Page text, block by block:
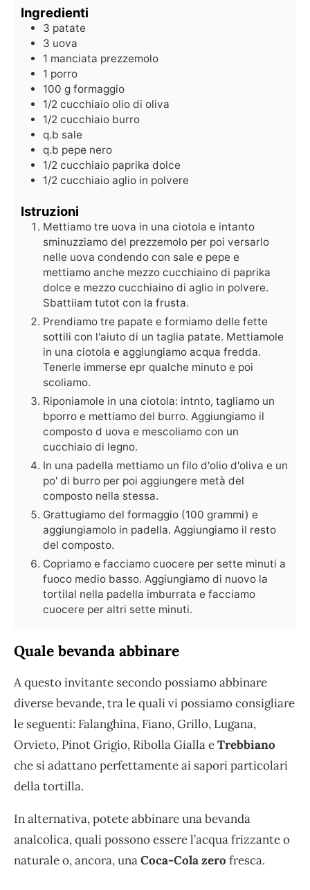
Ingredienti
3 patate
3 uova
1 manciata prezzemolo
1 porro
100 g formaggio
1/2 cucchiaio olio di oliva
1/2 cucchiaio burro
q.b sale
q.b pepe nero
1/2 cucchiaio paprika dolce
1/2 cucchiaio aglio in polvere
Istruzioni
Mettiamo tre uova in una ciotola e intanto
sminuzziamo del prezzemolo per poi versarlo
nelle uova condendo con sale e pepe e
mettiamo anche mezzo cucchiaino di paprika
dolce e mezzo cucchiaino di aglio in polvere.
Sbattiiam tutot con la frusta.
Prendiamo tre papate e formiamo delle fette
sottili con l'aiuto di un taglia patate. Mettiamole
in una ciotola e aggiungiamo acqua fredda.
Tenerle immerse epr qualche minuto e poi
scoliamo.
Riponiamole in una ciotola: intnto, tagliamo un
bporro e mettiamo del burro. Aggiungiamo il
composto d uova e mescoliamo con un
cucchiaio di legno.
In una padella mettiamo un filo d'olio d'oliva e un
po' di burro per poi aggiungere metà del
composto nella stessa.
Grattugiamo del formaggio (100 grammi) e
aggiungiamolo in padella. Aggiungiamo il resto
del composto.
Copriamo e facciamo cuocere per sette minuti a
fuoco medio basso. Aggiungiamo di nuovo la
tortilal nella padella imburrata e facciamo
cuocere per altri sette minuti.
Quale bevanda abbinare
A questo invitante secondo possiamo abbinare
diverse bevande, tra le quali vi possiamo consigliare
le seguenti: Falanghina, Fiano, Grillo, Lugana,
Orvieto, Pinot Grigio, Ribolla Gialla eTrebbiano
che si adattano perfettamente ai sapori particolari
della tortilla.
In alternativa, potete abbinare una bevanda
analcolica, quali possono essere l’acqua frizzante o
naturale o, ancora, unaCoca-Cola zero fresca.